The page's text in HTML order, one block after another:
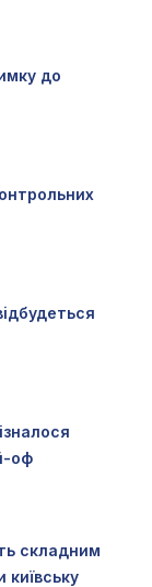
до
оф
складним
київську